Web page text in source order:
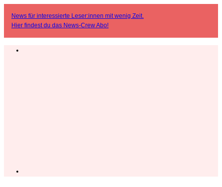
News für interessierte Leser:innen mit wenig Zeit.
Hier findest du das News-Crew Abo!